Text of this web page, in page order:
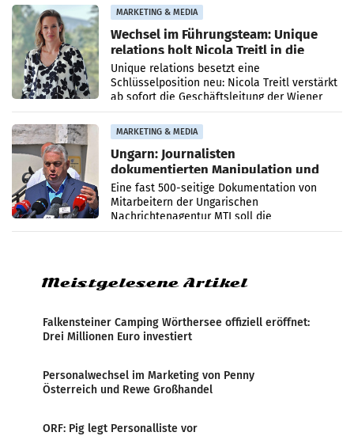
MARKETING & MEDIA
Wechsel im Führungsteam: Unique
relations holt Nicola Treitl in die
Geschäftsleitung
Unique relations besetzt eine
Schlüsselposition neu: Nicola Treitl verstärkt
ab sofort die Geschäftsleitung der Wiener
PR-Agentur an der Seite von Josef Kalina und
Anna Kalina-Mahr.
MARKETING & MEDIA
Ungarn: Journalisten
dokumentierten Manipulation und
Zensur
Eine fast 500-seitige Dokumentation von
Mitarbeitern der Ungarischen
Nachrichtenagentur MTI soll die
systematische Nachrichten-Manipulation und
Meistgelesene Artikel
Falkensteiner Camping Wörthersee offiziell eröffnet:
Drei Millionen Euro investiert
Personalwechsel im Marketing von Penny
Österreich und Rewe Großhandel
ORF: Pig legt Personalliste vor